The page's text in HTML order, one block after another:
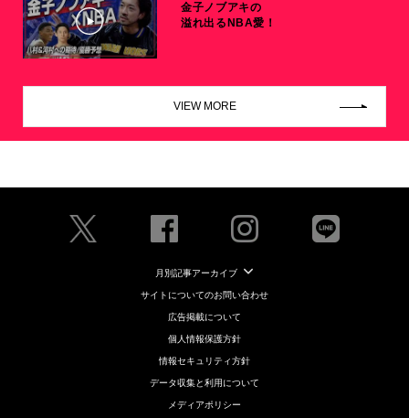
金子ノブアキの
溢れ出るNBA愛！
VIEW MORE
月別記事アーカイブ
サイトについてのお問い合わせ
広告掲載について
個人情報保護方針
情報セキュリティ方針
データ収集と利用について
メディアポリシー